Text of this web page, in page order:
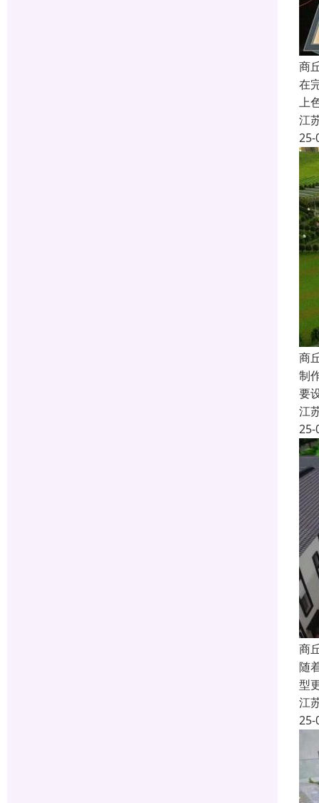
商
在
上
江
25-
商
制
要
江
25-
商
随
型
江
25-